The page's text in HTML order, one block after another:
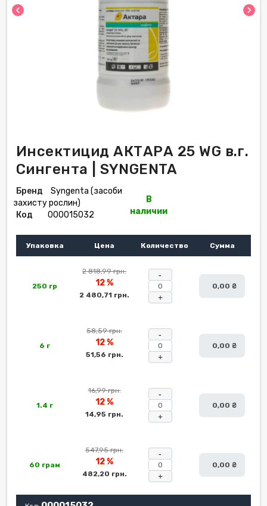
chevron_left chevron_right
Инсектицид АКТАРА 25 WG в.г.
Сингента | SYNGENTA
Бренд
Syngenta (засоби
захисту рослин)
Код
000015032
В
наличии
Упаковка Цена Количество Сумма
250 гр
2 818,99 грн.
12 %
2 480,71 грн. +
0,00 ₴
6 г
58,59 грн.
12 %
51,56 грн. +
0,00 ₴
1.4 г
16,99 грн.
12 %
14,95 грн. +
0,00 ₴
60 грам
547,95 грн.
12 %
482,20 грн. +
0,00 ₴